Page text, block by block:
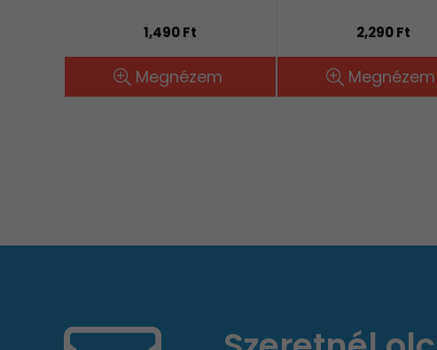
1,490 Ft
Megnézem
2,290 Ft
Megnézem